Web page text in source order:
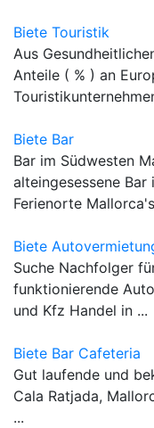
Biete Touristik
Aus
Anteile ( % ) an
Biete Bar
Bar im Südwesten
alteingesessene
Ferienorte
Biete
Suche Nachfolger
funktionierende
und Kfz Handel in ...
Biete Bar Cafeteria
Gut laufende und
Cala Ratjada,
...